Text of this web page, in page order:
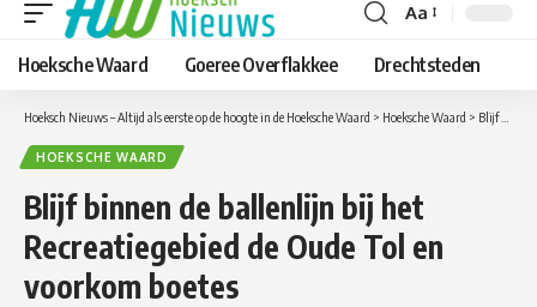
Lettergrootte
aanpassen
Aa
Hoeksche Waard Goeree Overflakkee Drechtsteden
Hoeksch Nieuws – Altijd als eerste op de hoogte in de Hoeksche Waard > Hoeksche Waard > Blijf binnen de ballenlijn bij het Recreatiegebied de Oude Tol en voorkom boetes
HOEKSCHE WAARD
Blijf binnen de ballenlijn bij het
Recreatiegebied de Oude Tol en
voorkom boetes